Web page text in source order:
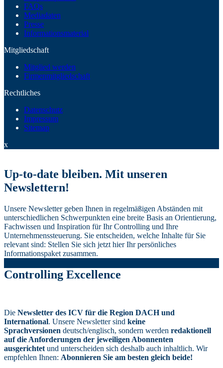
FAQs
Mediadaten
Presse
Informationsmaterial
Mitgliedschaft
Mitglied werden
Firmenmitgliedschaft
Rechtliches
Datenschutz
Impressum
Sitemap
x
Up-to-date bleiben. Mit unseren
Newslettern!
Unsere Newsletter geben Ihnen in regelmäßigen Abständen mit
unterschiedlichen Schwerpunkten eine breite Basis an Orientierung,
Fachwissen und Inspiration für Ihr Controlling und Ihre
Unternehmenssteuerung. Sie entscheiden, welche Inhalte für Sie
relevant sind: Stellen Sie sich jetzt hier Ihr persönliches
Informationspaket zusammen.
Controlling Excellence
Die Newsletter des ICV für die Region DACH und
International. Unsere Newsletter sind keine
Sprachversionen deutsch/englisch, sondern werden redaktionell
auf die Anforderungen der jeweiligen Abonnenten
ausgerichtet und unterscheiden sich deshalb auch inhaltlich. Wir
empfehlen Ihnen: Abonnieren Sie am besten gleich beide!